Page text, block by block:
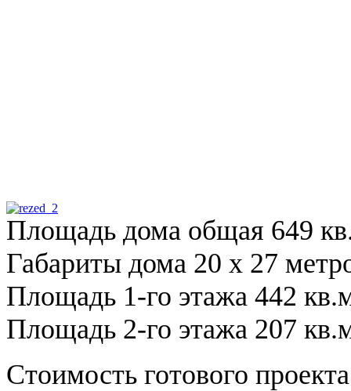
Площадь дома общая 649
Габариты дома 20 х 27
Площадь 1-го этажа 442
Площадь 2-го этажа 207
Стоимость готового